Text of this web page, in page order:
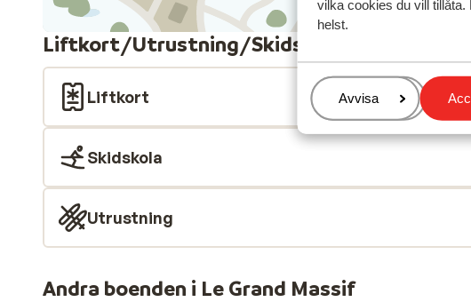
vilka cookies du vill
helst.
Hantera
Avvisa
Liftkort/Utrustning/Skidskola
Liftkort
Skidskola
Utrustning
Andra boenden i Le Grand Massif